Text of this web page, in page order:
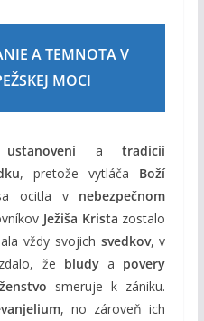
A TEMNOTA V
MOCI
atradícií
, pretože vytláča Boží
ocitla v nebezpečnom
Ježiša Krista zostalo
vždy svojich svedkov, v
že bludya povery
smeruje k zániku.
, no zároveň ich